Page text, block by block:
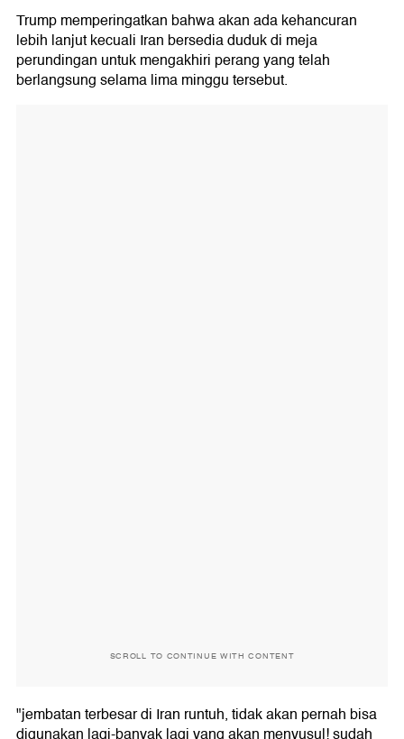
Trump memperingatkan bahwa akan ada kehancuran
lebih lanjut kecuali Iran bersedia duduk di meja
perundingan untuk mengakhiri perang yang telah
berlangsung selama lima minggu tersebut.
SCROLL TO CONTINUE WITH CONTENT
"jembatan terbesar di Iran runtuh, tidak akan pernah bisa